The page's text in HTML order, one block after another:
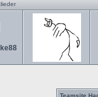
Teamsite